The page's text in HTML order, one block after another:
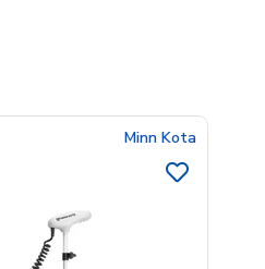
Minn Kota